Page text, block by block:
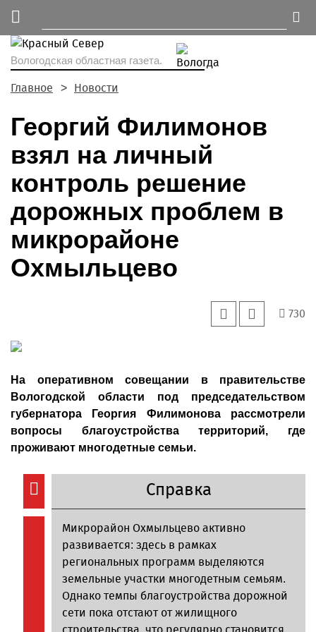
Вологодская областная газета.
Главное Новости
Георгий Филимонов
взял на личный
контроль решение
дорожных проблем в
микрорайоне
Охмыльцево
730
На оперативном совещании в правительстве
Вологодской области под председательством
губернатора Георгия Филимонова рассмотрели
вопросы благоустройства территорий, где
проживают многодетные семьи.
Справка
Микрорайон Охмыльцево активно
развивается: здесь в рамках
региональных программ выделяются
земельные участки многодетным семьям.
Однако темпы благоустройства дорожной
сети пока отстают от жилищного